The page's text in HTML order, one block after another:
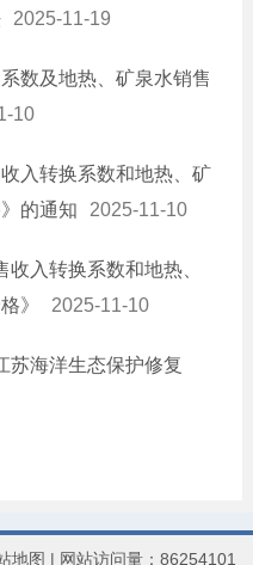
2025-11-19
数及地热、矿泉水销售
10
入转换系数和地热、矿
的通知
2025-11-10
入转换系数和地热、
》
2025-11-10
海洋生态保护修复
地图 | 网站访问量：86254101